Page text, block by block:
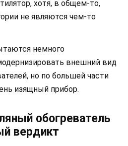
хотя, в общем-то,
не являются чем-то
немного
внешний вид
но по большей части
изящный прибор.
обогреватель
вердикт